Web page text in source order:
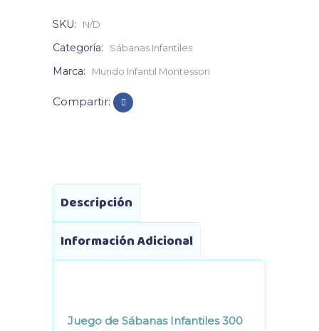
SKU: N/D
Categoría: Sábanas Infantiles
Marca: Mundo Infantil Montessori
Compartir:
Descripción
Información Adicional
Juego de Sábanas Infantiles 300